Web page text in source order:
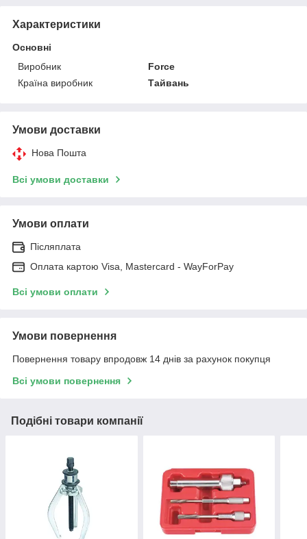
Характеристики
Основні
Виробник
Force
Країна виробник
Тайвань
Умови доставки
Нова Пошта
Всі умови доставки
Умови оплати
Післяплата
Оплата картою Visa, Mastercard - WayForPay
Всі умови оплати
Умови повернення
Повернення товару впродовж 14 днів за рахунок покупця
Всі умови повернення
Подібні товари компанії